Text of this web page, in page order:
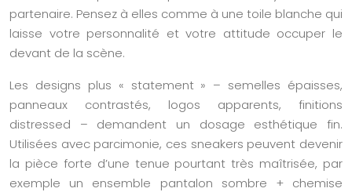
partenaire. Pensez à elles comme à une toile blanche qui
laisse votre personnalité et votre attitude occuper le
devant de la scène.
Les designs plus « statement » – semelles épaisses,
panneaux contrastés, logos apparents, finitions
distressed – demandent un dosage esthétique fin.
Utilisées avec parcimonie, ces sneakers peuvent devenir
la pièce forte d’une tenue pourtant très maîtrisée, par
exemple un ensemble pantalon sombre + chemise